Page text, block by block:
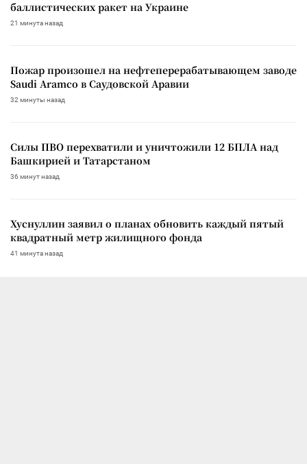
баллистических ракет на Украине
21 минута назад
Пожар произошел на нефтеперерабатывающем заводе
Saudi Aramco в Саудовской Аравии
32 минуты назад
Силы ПВО перехватили и уничтожили 12 БПЛА над
Башкирией и Татарстаном
36 минут назад
Хуснуллин заявил о планах обновить каждый пятый
квадратный метр жилищного фонда
41 минута назад